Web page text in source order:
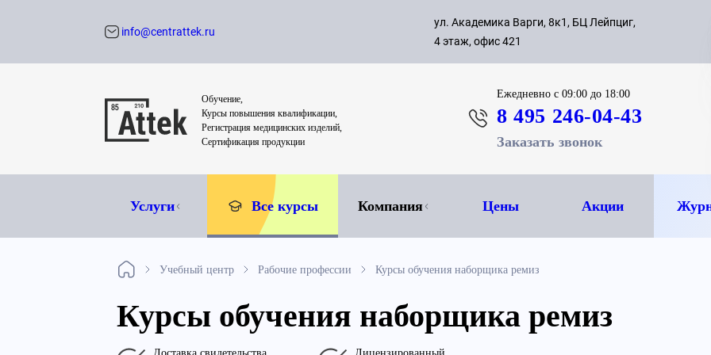
с 09:00
8 495
info@centrattek.ru
ул. Академика Варги, 8к1, БЦ Лейпциг,
4 этаж, офис 421
Обучение,
Курсы повышения квалификации,
Регистрация медицинских изделий,
Сертификация продукции
Ежедневнос 09:00 до 18:00
8 495 246-04-43
Заказать звонок
Услуги Все курсы Компания Цены Акции
Учебный центр Рабочие профессии Курсы обучения наборщика ремиз
Курсы обучения наборщика ремиз